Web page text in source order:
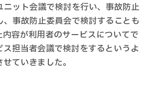
ニット会議で検討を行い、事故防止
、事故防止委員会で検討することも
内容が利用者のサービスについてで
ス担当者会議で検討をするというよ
ていきました。